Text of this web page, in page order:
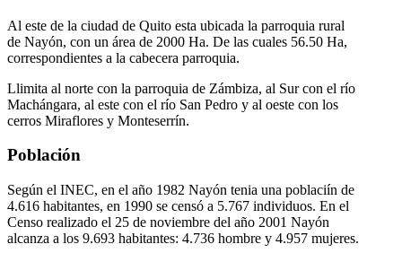
Al este de la ciudad de Quito esta ubicada la parroquia rural
de Nayón, con un área de 2000 Ha. De las cuales 56.50 Ha,
correspondientes a la cabecera parroquia.
Llimita al norte con la parroquia de Zámbiza, al Sur con el río
Machángara, al este con el río San Pedro y al oeste con los
cerros Miraflores y Monteserrín.
Población
Según el INEC, en el año 1982 Nayón tenia una poblaciín de
4.616 habitantes, en 1990 se censó a 5.767 individuos. En el
Censo realizado el 25 de noviembre del año 2001 Nayón
alcanza a los 9.693 habitantes: 4.736 hombre y 4.957 mujeres.